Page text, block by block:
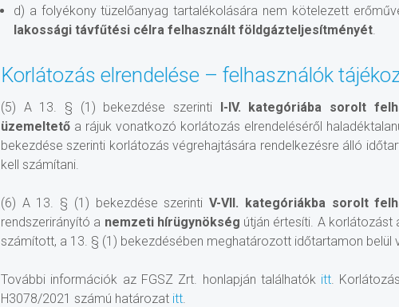
d) a folyékony tüzelőanyag tartalékolására nem kötelezett
lakossági távfűtési célra felhasznált földgázteljesítményét.
Korlátozás elrendelése – felhasználók
(5) A 13. § (1) bekezdése szerinti I-IV. kategóriába sorolt
üzemeltető a rájuk vonatkozó korlátozás elrendeléséről
bekezdése szerinti korlátozás végrehajtására rendelkezésre álló
kell számítani.
(6) A 13. § (1) bekezdése szerintiV-VII. kategóriákba sorolt
rendszerirányító a nemzeti hírügynökség útján értesíti. A korlátozást
számított, a 13. § (1) bekezdésében meghatározott időtartamon belül
További információk az FGSZ Zrt. honlapján találhatók itt.
H3078/2021 számú határozat itt.